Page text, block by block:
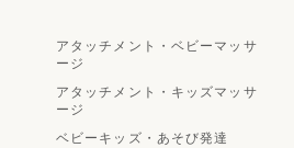
アタッチメント・ベビーマッサ
ージ
アタッチメント・キッズマッサ
ージ
ベビーキッズ・あそび発達